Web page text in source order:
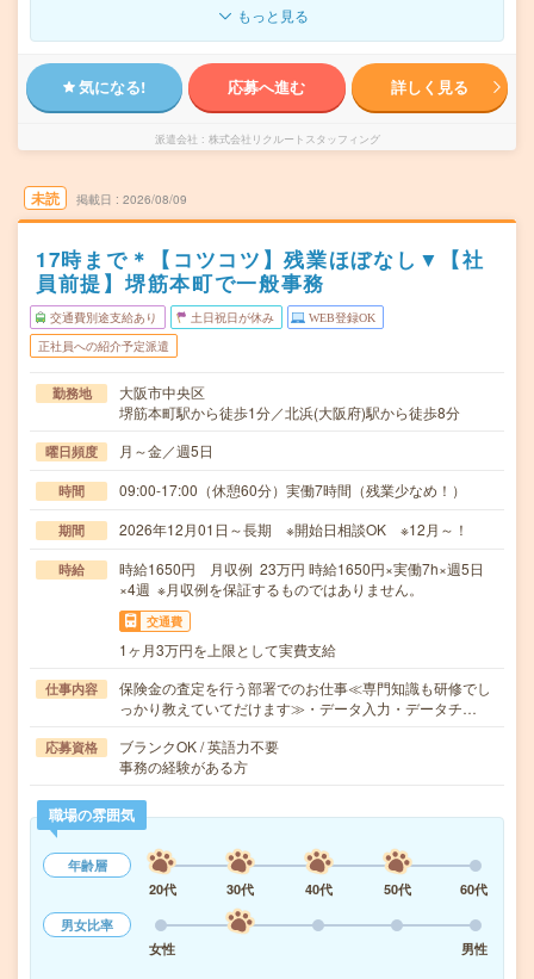
もっと見る
気になる! 応募へ進む 詳しく見る
派遣会社 株式会社リクルートスタッフィング
未読 掲載日 2026/08/09
17時まで＊【コツコツ】残業ほぼなし▼【社
員前提】堺筋本町で一般事務
交通費別途支給あり 土日祝日が休み WEB登録OK
正社員への紹介予定派遣
勤務地
大阪市中央区
堺筋本町駅から徒歩1分／北浜(大阪府)駅から徒歩8分
曜日頻度 月～金／週5日
時間 09:00-17:00（休憩60分）実働7時間（残業少なめ！）
期間 2026年12月01日～長期 ※開始日相談OK ※12月～！
時給
時給1650円 月収例 23万円 時給1650円×実働7h×週5日
×4週 ※月収例を保証するものではありません。
交通費
1ヶ月3万円を上限として実費支給
仕事内容
保険金の査定を行う部署でのお仕事≪専門知識も研修でし
っかり教えていてだけます≫・データ入力・データチ…
応募資格
ブランクOK / 英語力不要
事務の経験がある方
職場の雰囲気
年齢層
20代
30代 40代 50代
60代
男女比率
女性
男性